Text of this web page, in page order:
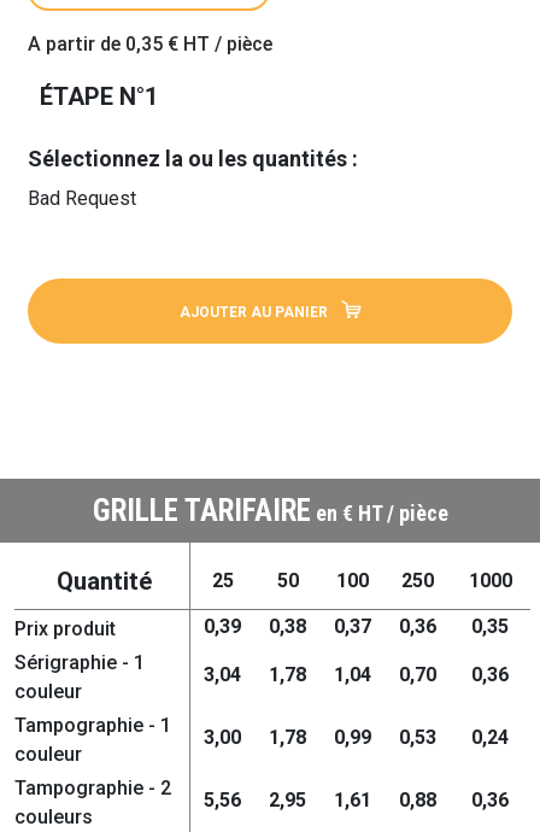
A partir de 0,35 € HT / pièce
ÉTAPE N°1
Sélectionnez la ou les quantités :
Bad Request
AJOUTER AU PANIER
GRILLE TARIFAIRE en € HT / pièce
Quantité 25 50 100 250 1000
Prix produit 0,39 0,38 0,37 0,36
0,35
Sérigraphie - 1
couleur
3,04 1,78 1,04 0,70 0,36
Tampographie - 1
couleur
3,00 1,78 0,99 0,53 0,24
Tampographie - 2
couleurs
5,56 2,95 1,61 0,88 0,36